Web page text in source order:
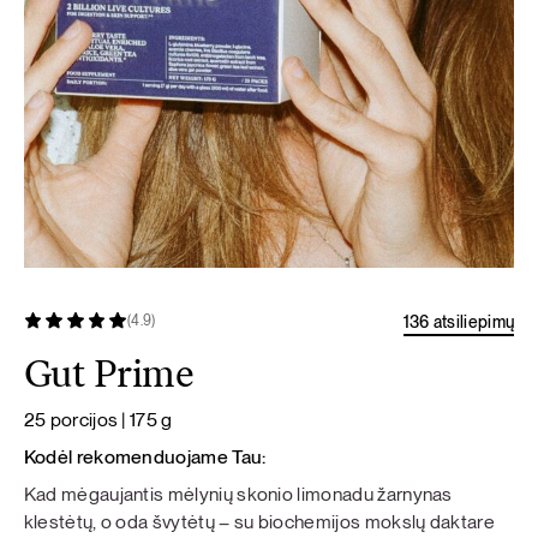
(4.9) 136 atsiliepimų
Gut Prime
25 porcijos | 175 g
Kodėl rekomenduojame Tau:
Kad mėgaujantis mėlynių skonio limonadu žarnynas
klestėtų, o oda švytėtų – su biochemijos mokslų daktare